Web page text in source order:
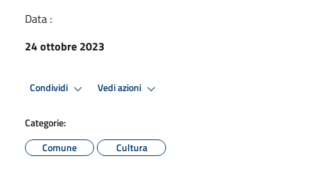
Data :
24 ottobre 2023
Condividi Vedi azioni
Categorie:
Comune
Cultura